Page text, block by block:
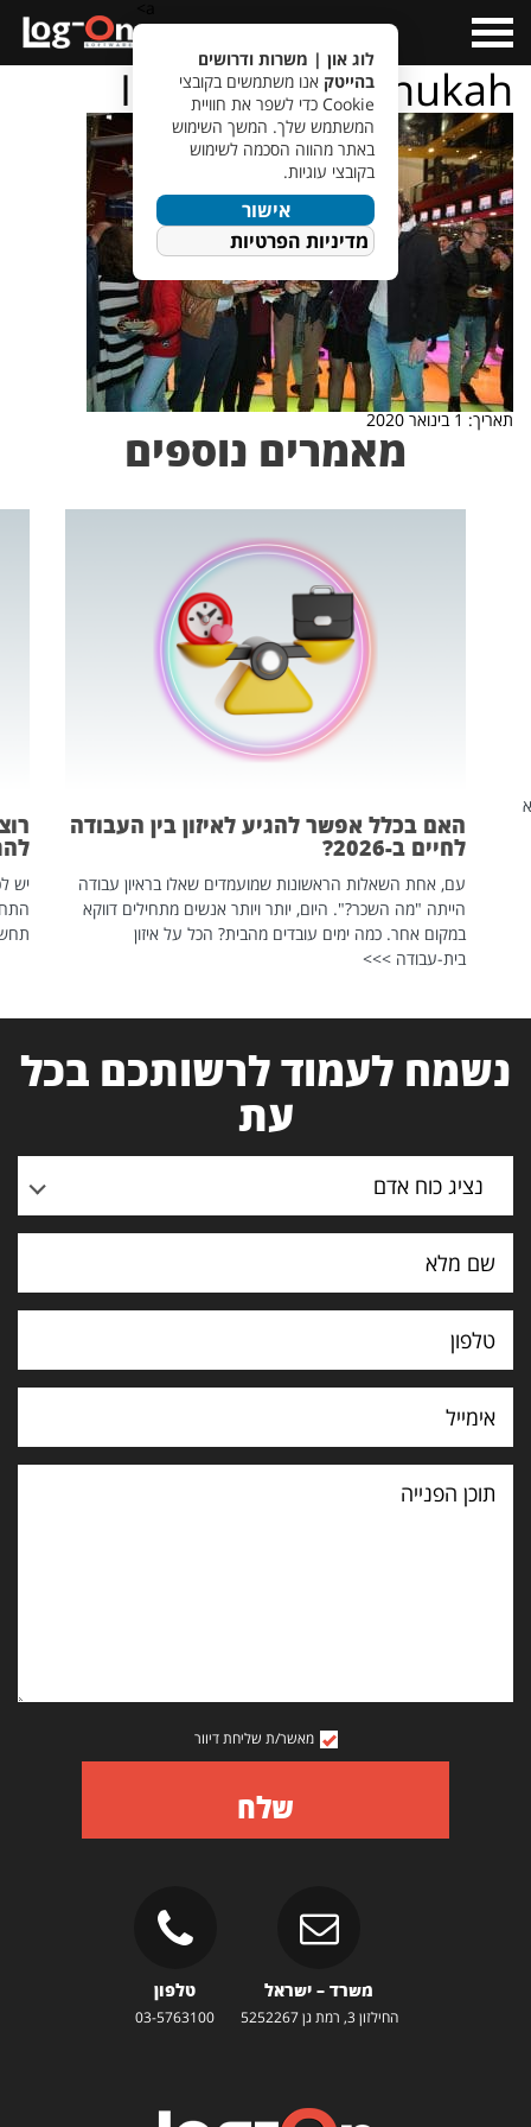
Menu
IMG_8510_hanukah
תאריך: 1 בינואר 2020
מאמרים נוספים
האם בכלל אפשר להגיע לאיזון בין העבודה
לחיים ב-2026?
עם, אחת השאלות הראשונות שמועמדים שאלו בראיון עבודה
הייתה "מה השכר?". היום, יותר ויותר אנשים מתחילים דווקא
במקום אחר. כמה ימים עובדים מהבית? הכל על איזון
בית-עבודה >>>
יש
נשמח לעמוד לרשותכם בכל
עת
נציג כוח אדם
תוכן
הפנייה
מאשר/ת שליחת דיוור
שלח
משרד – ישראל
החילזון 3, רמת גן 5252267
טלפון
03-5763100
לוג און | משרות ודרושים
בהייטק אנו משתמשים בקובצי
Cookie כדי לשפר את חוויית
המשתמש שלך. המשך השימוש
באתר מהווה הסכמה לשימוש
בקובצי עוגיות.
אישור
מדיניות הפרטיות